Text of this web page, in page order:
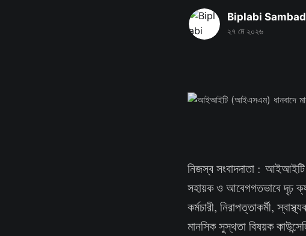
Biplabi
২৭ মে ২০২৬
নিজস্ব সংবাদদাতা :
সহায়ক ও আবেগগতভাবে দৃঢ়
কর্মচারী, নিরাপত্তাকর্মী,
মানসিক সুস্থতা বিষয়ক